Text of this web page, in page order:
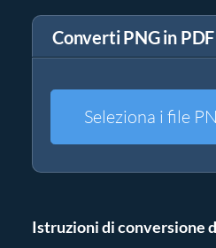
Converti PNG in PDF
Seleziona i file
Istruzioni di conversione